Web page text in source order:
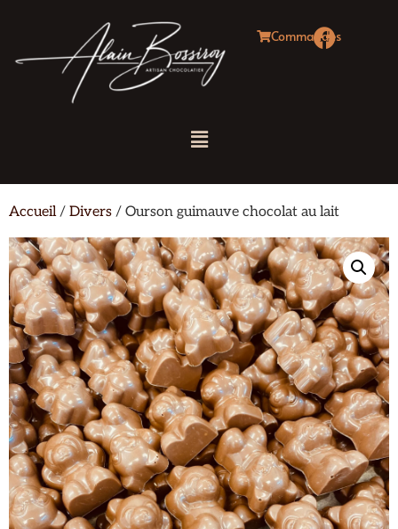
Commandes
Accueil/ Divers / Ourson guimauve chocolat au lait